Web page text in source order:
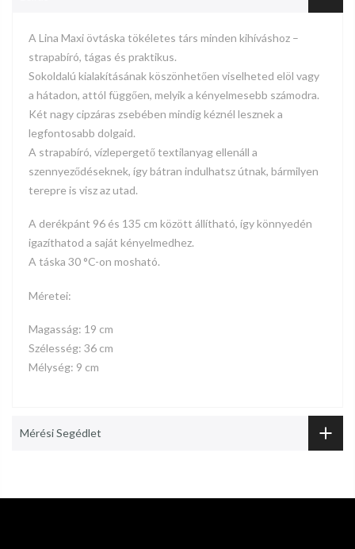
A Lina Maxi övtáska tökéletes társ minden kihíváshoz –
strapabíró, tágas és praktikus.
Sokoldalú kialakításának köszönhetően viselheted elöl vagy
a hátadon, attól függően, melyik a kényelmesebb számodra.
Két nagy cipzáras zsebében mindig kéznél lesznek a
legfontosabb dolgaid.
A strapabíró, vízlepergető textilanyag ellenáll a
szennyeződéseknek, így bátran indulhatsz útnak, bármilyen
terepre is visz az utad.
A derékpánt 96 és 135 cm között állítható, így könnyedén
igazíthatod a saját kényelmedhez.
A táska 30 °C-on mosható.
Méretei:
Magasság: 19 cm
Szélesség: 36 cm
Mélység: 9 cm
Mérési Segédlet